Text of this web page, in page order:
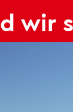
wir